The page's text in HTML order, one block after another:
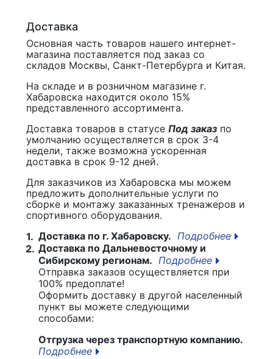
Доставка
Основная часть товаров нашего интернет-
магазина поставляется под заказ со
складов Москвы, Санкт-Петербурга и Китая.
На складе и в розничном магазине г.
Хабаровска находится около 15%
представленного ассортимента.
Доставка товаров в статусе Под заказ по
умолчанию осуществляется в срок 3-4
недели, также возможна ускоренная
доставка в срок 9-12 дней.
Для заказчиков из Хабаровска мы можем
предложить дополнительные услуги по
сборке и монтажу заказанных тренажеров и
спортивного оборудования.
1. Доставка по г. Хабаровску. Подробнее
2. Доставка по Дальневосточному и
Сибирскому регионам. Подробнее
Отправка заказов осуществляется при
100% предоплате!
Оформить доставку в другой населенный
пункт вы можете следующими
способами:
Отгрузка через транспортную компанию.
Подробнее